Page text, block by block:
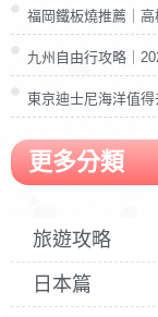
福岡鐵板燒推薦｜
九州自由行攻略｜
東京迪士尼海洋值
更多分類
旅遊攻略
日本篇